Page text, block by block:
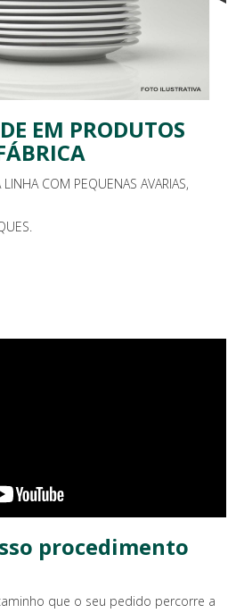
EM PRODUTOS
COM PEQUENAS AVARIAS,
procedimento
que o seu pedido percorre a